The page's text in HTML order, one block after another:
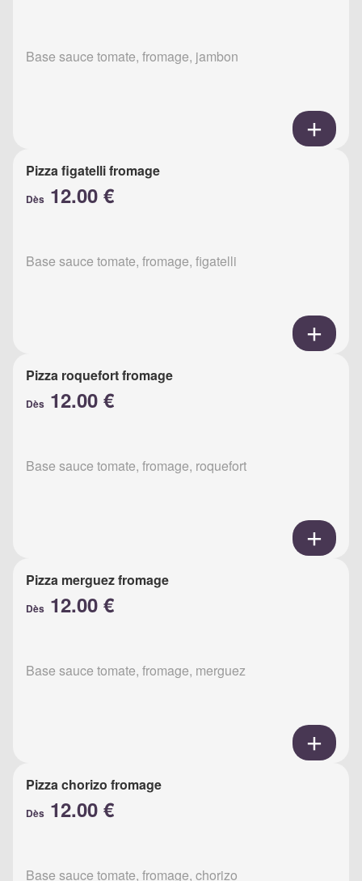
Base sauce tomate, fromage, jambon
Pizza figatelli fromage
Dès 12.00 €
Base sauce tomate, fromage, figatelli
Pizza roquefort fromage
Dès 12.00 €
Base sauce tomate, fromage, roquefort
Pizza merguez fromage
Dès 12.00 €
Base sauce tomate, fromage, merguez
Pizza chorizo fromage
Dès 12.00 €
Base sauce tomate, fromage, chorizo